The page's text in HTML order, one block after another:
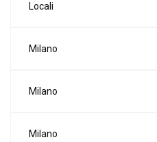
Locali
Milano
Milano
Milano